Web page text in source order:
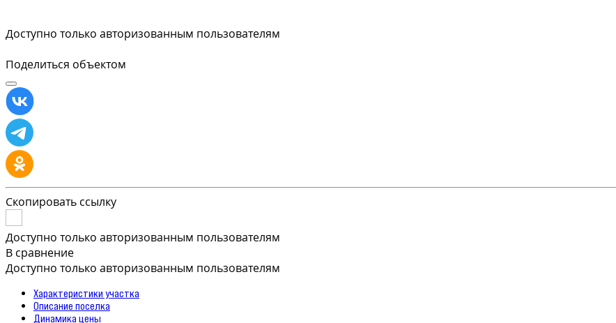
Доступно только авторизованным пользователям
Поделиться объектом
Скопировать ссылку
Доступно только авторизованным пользователям
В сравнение
Доступно только авторизованным пользователям
Характеристики участка
Описание поселка
Динамика цены